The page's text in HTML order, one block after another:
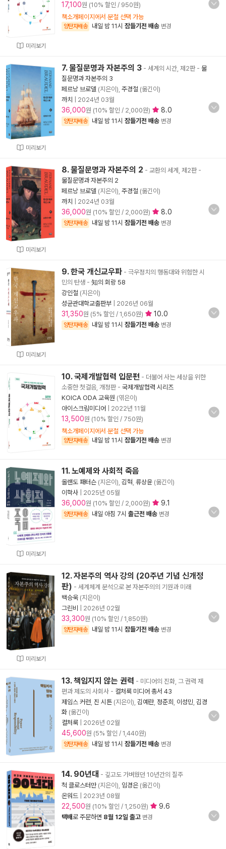
미리보기
17,100원 (10% 할인 / 950원)
책소개페이지에서 분철 선택 가능
양탄자배송 내일 밤 11시 잠들기전 배송 변경
미리보기
7. 물질문명과 자본주의 3 - 세계의 시간, 제2판- 물
질문명과 자본주의 3
페르낭 브로델 (지은이), 주경철 (옮긴이)
까치
2024년 03월
36,000원 (10% 할인 / 2,000원) 8.0
양탄자배송 내일 밤 11시 잠들기전 배송 변경
미리보기
8. 물질문명과 자본주의 2 - 교환의 세계, 제2판-
물질문명과 자본주의 2
페르낭 브로델 (지은이), 주경철 (옮긴이)
까치
2024년 03월
36,000원 (10% 할인 / 2,000원) 8.0
양탄자배송 내일 밤 11시 잠들기전 배송 변경
미리보기
9. 한국 개신교우파 - 극우정치의 행동대와 위험한 시
민의 탄생 - 知의 회랑 58
강인철 (지은이)
성균관대학교출판부
2026년 06월
31,350원 (5% 할인 / 1,650원) 10.0
양탄자배송 내일 밤 11시 잠들기전 배송 변경
10. 국제개발협력 입문편 - 더불어 사는 세상을 위한
소중한 첫걸음, 개정판- 국제개발협력 시리즈
KOICA ODA 교육원 (엮은이)
아이스크림미디어
2022년 11월
13,500원 (10% 할인 / 750원)
책소개페이지에서 분철 선택 가능
양탄자배송 내일 밤 11시 잠들기전 배송 변경
미리보기
11. 노예제와 사회적 죽음
올랜도 패터슨 (지은이), 김혁 류상윤 (옮긴이)
이학사
2025년 05월
36,000원 (10% 할인 / 2,000원) 9.1
양탄자배송 내일 아침 7시 출근전 배송 변경
미리보기
12. 자본주의 역사 강의 (20주년 기념 신개정
판) - 세계체계 분석으로 본 자본주의의 기원과 미래
백승욱 (지은이)
그린비
2026년 02월
33,300원 (10% 할인 / 1,850원)
양탄자배송 내일 밤 11시 잠들기전 배송 변경
13. 책임지지 않는 권력 - 미디어의 진화, 그 권력 재
편과 제도의 사회사 - 컬처룩 미디어 총서 43
제임스 커런 진 시튼 (지은이), 김예란, 정준희 이성민 김경
화 (옮긴이)
컬처룩
2026년 02월
45,600원 (5% 할인 / 1,440원)
양탄자배송 내일 밤 11시 잠들기전 배송 변경
14. 90년대 - 깊고도 가벼웠던 10년간의 질주
척 클로스터만(지은이), 임경은 (옮긴이)
온워드
2023년 08월
22,500원 (10% 할인 / 1,250원) 9.6
택배로 주문하면 8월 12일 출고 변경